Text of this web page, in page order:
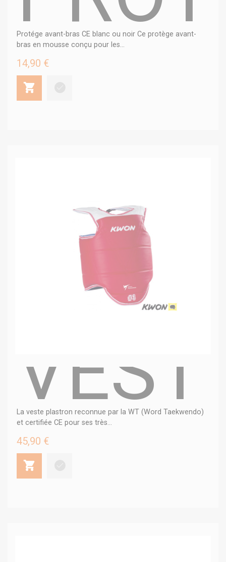
Protége avant-bras CE blanc ou noir Ce protège avant-
bras en mousse conçu pour les...
14,90 €
La veste plastron reconnue par la WT (Word Taekwendo)
et certifiée CE pour ses très...
45,90 €